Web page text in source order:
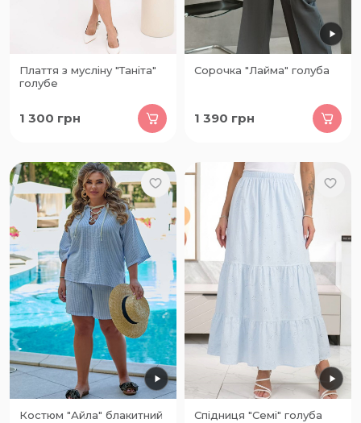
Плаття з мусліну "Таніта"
голубе
1 300 грн
Сорочка "Лайма" голуба
1 390 грн
Костюм "Айла" блакитний Спідниця "Семі" голуба